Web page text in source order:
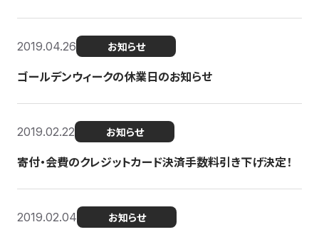
2019.04.26 お知らせ
ゴールデンウィークの休業日のお知らせ
2019.02.22 お知らせ
寄付・会費のクレジットカード決済手数料引き下げ決定！
2019.02.04 お知らせ